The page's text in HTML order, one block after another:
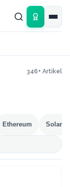
346+ Artikel
Ethereum Solana